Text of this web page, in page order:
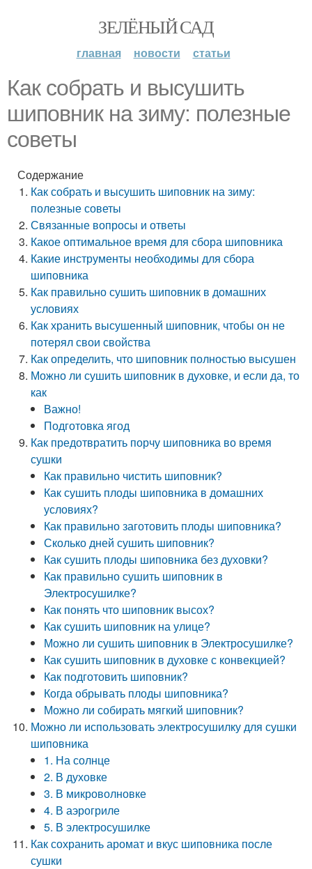
ЗЕЛЁНЫЙ САД
главная новости статьи
Как собрать и высушить
шиповник на зиму: полезные
советы
Содержание
Как собрать и высушить шиповник на зиму:
полезные советы
Связанные вопросы и ответы
Какое оптимальное время для сбора шиповника
Какие инструменты необходимы для сбора
шиповника
Как правильно сушить шиповник в домашних
условиях
Как хранить высушенный шиповник, чтобы он не
потерял свои свойства
Как определить, что шиповник полностью высушен
Можно ли сушить шиповник в духовке, и если да, то
как
Важно!
Подготовка ягод
Как предотвратить порчу шиповника во время
сушки
Как правильно чистить шиповник?
Как сушить плоды шиповника в домашних
условиях?
Как правильно заготовить плоды шиповника?
Сколько дней сушить шиповник?
Как сушить плоды шиповника без духовки?
Как правильно сушить шиповник в
Электросушилке?
Как понять что шиповник высох?
Как сушить шиповник на улице?
Можно ли сушить шиповник в Электросушилке?
Как сушить шиповник в духовке с конвекцией?
Как подготовить шиповник?
Когда обрывать плоды шиповника?
Можно ли собирать мягкий шиповник?
Можно ли использовать электросушилку для сушки
шиповника
1. На солнце
2. В духовке
3. В микроволновке
4. В аэрогриле
5. В электросушилке
Как сохранить аромат и вкус шиповника после
сушки